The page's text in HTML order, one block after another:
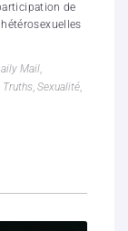
de
Mail,
Truths, Sexualité,